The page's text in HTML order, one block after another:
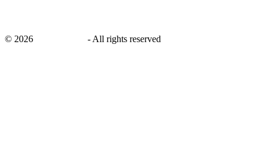
© 2026 - All rights reserved